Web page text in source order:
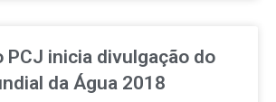
PCJ inicia divulgação do
da Água 2018